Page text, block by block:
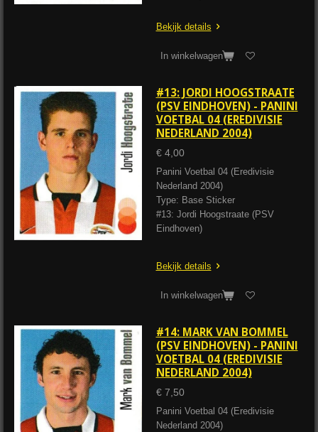
Bekijk details
In winkelwagen
#13: JORDI HOOGSTRAATE
(PSV EINDHOVEN) - PANINI
VOETBAL 04 (EREDIVISIE
NEDERLAND 2004)
€ 4,00
Panini Voetbal 04 (Eredivisie
Nederland 2004)
Type: Base Sticker
#13: Jordi Hoogstraate (PSV
Eindhoven)
Bekijk details
In winkelwagen
#14: MARK VAN BOMMEL
(PSV EINDHOVEN) - PANINI
VOETBAL 04 (EREDIVISIE
NEDERLAND 2004)
€ 7,50
Panini Voetbal 04 (Eredivisie
Nederland 2004)